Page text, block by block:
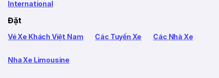
International
Đặt
Vé Xe Khách Việt Nam Các Tuyến Xe Các Nhà Xe
Nha Xe Limousine